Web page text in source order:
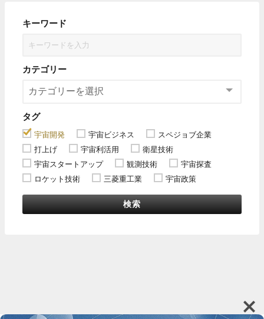
キーワード
カテゴリー
タグ
宇宙開発 宇宙ビジネス
スペジョブ企業
打上げ
宇宙利活用
衛星技術
宇宙スタートアップ
観測技術
宇宙探査
ロケット技術
三菱重工業 宇宙政策
検索